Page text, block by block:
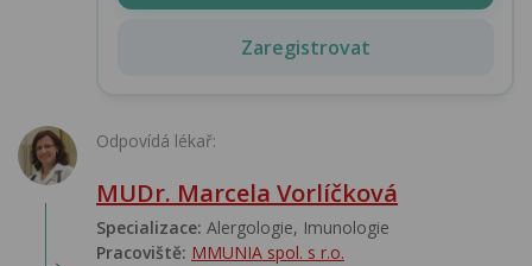
Zaregistrovat
Odpovídá lékař:
MUDr. Marcela Vorlíčková
Specializace: Alergologie‎, Imunologie‎
Pracoviště: MMUNIA spol. s r.o.